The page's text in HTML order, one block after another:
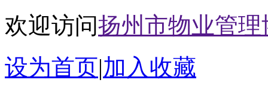
欢迎访问扬州市物业管理
设为首页|加入收藏